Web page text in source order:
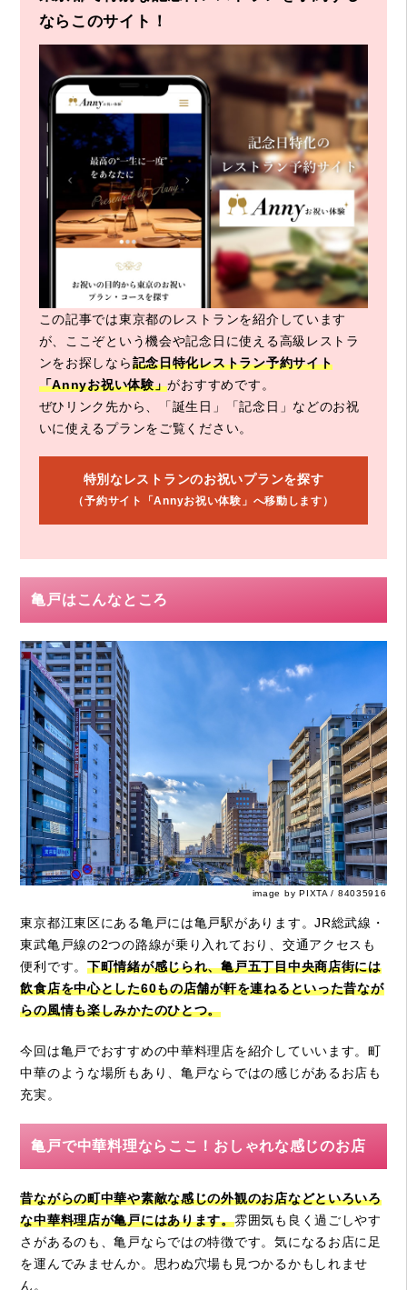
ならこのサイト！
この記事では東京都のレストランを紹介しています
が、ここぞという機会や記念日に使える高級レストラ
ンをお探しなら記念日特化レストラン予約サイト
「Annyお祝い体験」がおすすめです。
ぜひリンク先から、「誕生日」「記念日」などのお祝
いに使えるプランをご覧ください。
特別なレストランのお祝いプランを探す
（予約サイト「Annyお祝い体験」へ移動します）
亀戸はこんなところ
image by PIXTA / 84035916
東京都江東区にある亀戸には亀戸駅があります。JR総武線・
東武亀戸線の2つの路線が乗り入れており、交通アクセスも
便利です。 下町情緒が感じられ、亀戸五丁目中央商店街には
飲食店を中心とした60もの店舗が軒を連ねるといった昔なが
らの風情も楽しみかたのひとつ。
今回は亀戸でおすすめの中華料理店を紹介していいます。町
中華のような場所もあり、亀戸ならではの感じがあるお店も
充実。
亀戸で中華料理ならここ！おしゃれな感じのお店
昔ながらの町中華や素敵な感じの外観のお店などといろいろ
な中華料理店が亀戸にはあります。雰囲気も良く過ごしやす
さがあるのも、亀戸ならではの特徴です。気になるお店に足
を運んでみませんか。思わぬ穴場も見つかるかもしれませ
ん。